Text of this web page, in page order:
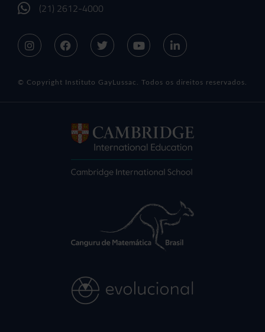
(21) 2612-4000
© Copyright Instituto GayLussac. Todos os direitos reservados.